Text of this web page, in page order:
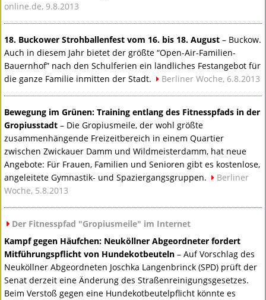
online.de, 9.8.2013
18. Buckower Strohballenfest vom 16. bis 18. August – Buckow.
Auch in diesem Jahr bietet der größte “Open-Air-Familien-
Bauernhof” nach den Schulferien ein ländliches Festangebot für
die ganze Familie inmitten der Stadt.
Berliner Woche, 6.8.2013
Bewegung im Grünen: Training entlang des Fitnesspfads in der
Gropiusstadt – Die Gropiusmeile, der wohl größte
zusammenhängende Freizeitbereich in einem Quartier
zwischen Zwickauer Damm und Wildmeisterdamm, hat neue
Angebote: Für Frauen, Familien und Senioren gibt es kostenlose,
angeleitete Gymnastik- und Spaziergangsgruppen.
Berliner
Woche, 5.8.2013
Der Fitnesspfad "Gropiusmeile" im Internet
Kampf gegen Häufchen: Neuköllner Abgeordneter fordert
Mitführungspflicht von Hundekotbeuteln – Auf Vorschlag des
Neuköllner Abgeordneten Joschka Langenbrinck (SPD) prüft der
Senat derzeit eine Änderung des Straßenreinigungsgesetzes.
Beim Verstoß gegen eine Hundekotbeutelpflicht könnte es